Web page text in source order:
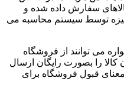
سفارش داده شده و
توسط سیستم محاسبه می
می توانند از فروشگاه
را بصورت رایگان ارسال
معنای قبول فروشگاه برای